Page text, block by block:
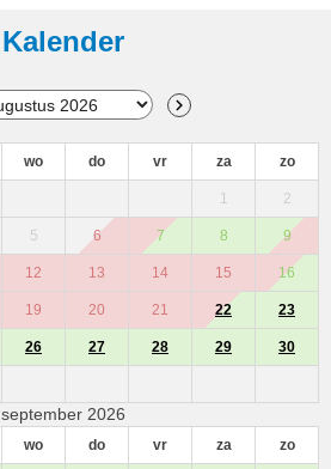
Kalender
wo do vr za zo
1 2
5 6 7 8 9
12 13 14 15 16
19 20 21 22 23
26 27 28 29 30
september 2026
wo do vr za zo